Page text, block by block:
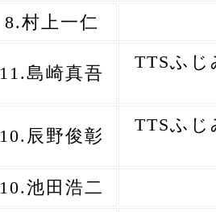
8.村上一仁
11.島崎真吾
TTSふ
10.辰野俊彰
TTSふ
10.池田浩二